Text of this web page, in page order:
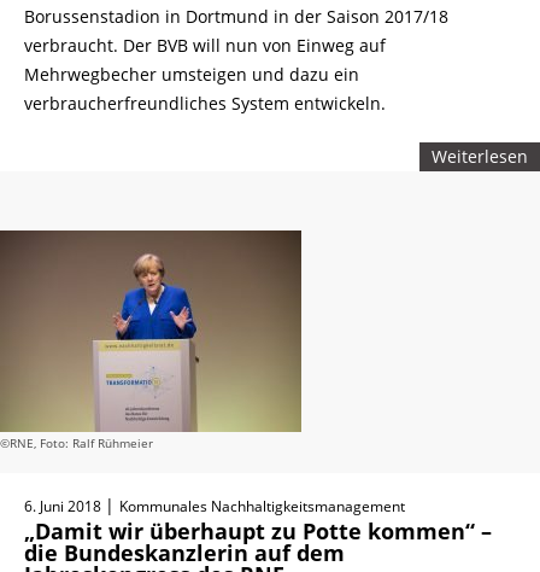
Borussenstadion in Dortmund in der Saison 2017/18
verbraucht. Der BVB will nun von Einweg auf
Mehrwegbecher umsteigen und dazu ein
verbraucherfreundliches System entwickeln.
Weiterlesen
©RNE, Foto: Ralf Rühmeier
6. Juni 2018 | Kommunales Nachhaltigkeitsmanagement
„Damit wir überhaupt zu Potte kommen“ –
die Bundeskanzlerin auf dem